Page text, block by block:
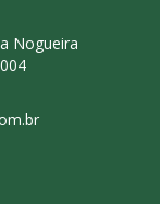
Nogueira